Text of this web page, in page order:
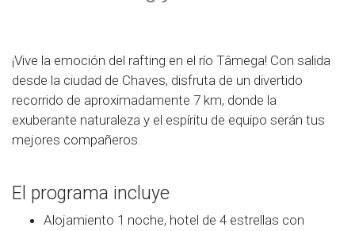
¡Vive la emoción del rafting en el río Tâmega! Con salida
desde la ciudad de Chaves, disfruta de un divertido
recorrido de aproximadamente 7 km, donde la
exuberante naturaleza y el espíritu de equipo serán tus
mejores compañeros.
El programa incluye
Alojamiento 1 noche, hotel de 4 estrellas con